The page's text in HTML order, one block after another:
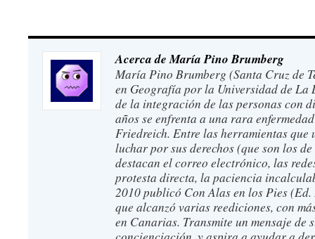
Acerca de María Pino Brumberg
María Pino Brumberg (Santa Cruz de
en Geografía por la Universidad de La
de la integración de las personas con
años se enfrenta a una rara
Friedreich. Entre las herramientas
luchar por sus derechos (que son los
destacan el correo electrónico, las
protesta directa, la paciencia
2010 publicó Con Alas en los Pies
que alcanzó varias reediciones, con
en Canarias. Transmite un mensaje de